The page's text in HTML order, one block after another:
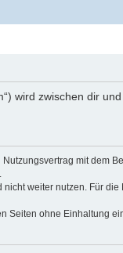
wird zwischen dir
mit dem
weiter nutzen. Für
Seiten ohne Einhaltung